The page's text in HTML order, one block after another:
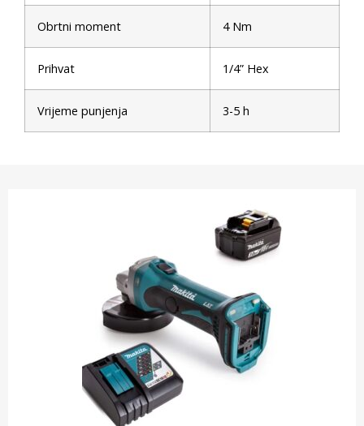
Obrtni moment 4 Nm
Prihvat 1/4” Hex
Vrijeme punjenja 3-5 h